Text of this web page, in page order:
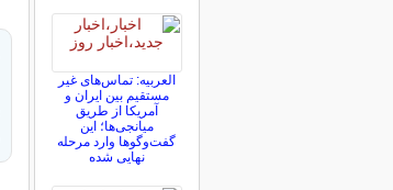
العربیه: تماس‌های غیر
مستقیم بین ایران و
آمریکا از طریق
میانجی‌ها؛ این
گفت‌و‌گو‌ها وارد مرحله
نهایی شده